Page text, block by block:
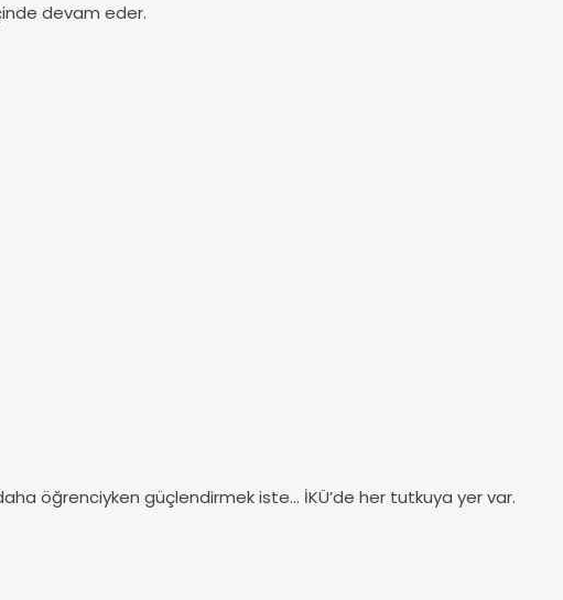
devam eder.
öğrenciyken güçlendirmek iste... İKÜ’de her tutkuya yer var.